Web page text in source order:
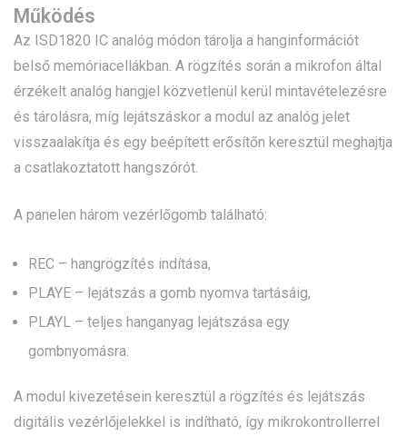
Működés
Az ISD1820 IC analóg módon tárolja a hanginformációt
belső memóriacellákban. A rögzítés során a mikrofon által
érzékelt analóg hangjel közvetlenül kerül mintavételezésre
és tárolásra, míg lejátszáskor a modul az analóg jelet
visszaalakítja és egy beépített erősítőn keresztül meghajtja
a csatlakoztatott hangszórót.
A panelen három vezérlőgomb található:
REC – hangrögzítés indítása,
PLAYE – lejátszás a gomb nyomva tartásáig,
PLAYL – teljes hanganyag lejátszása egy
gombnyomásra.
A modul kivezetésein keresztül a rögzítés és lejátszás
digitális vezérlőjelekkel is indítható, így mikrokontrollerrel